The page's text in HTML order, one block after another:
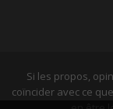
Si les propos,
coïncider avec ce